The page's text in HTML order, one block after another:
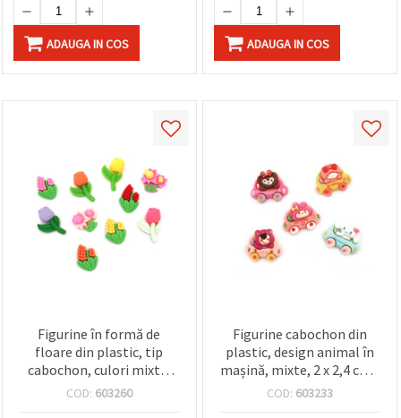
ADAUGA IN COS ADAUGA IN COS
Figurine în formă de
floare din plastic, tip
cabochon, culori mixte,
2,5~3,1 cm - set 10 buc.
COD: 603260
Figurine cabochon din
plastic, design animal în
mașină, mixte, 2 x 2,4 cm -
5 bucăți
COD: 603233